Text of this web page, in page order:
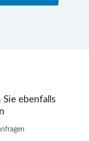
ebenfalls